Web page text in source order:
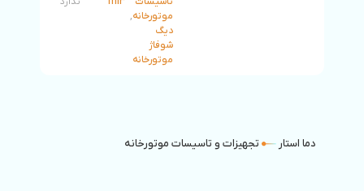
موتورخانه,
دیگ
شوفاژ
موتورخانه
دما استار تجهیزات و تاسیسات موتورخانه